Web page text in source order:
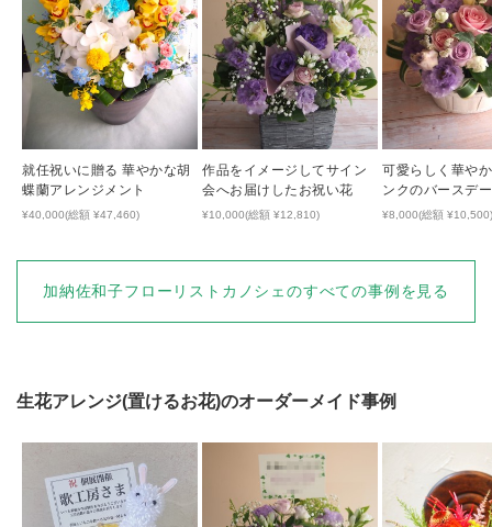
就任祝いに贈る 華やかな胡
蝶蘭アレンジメント
¥40,000(総額 ¥47,460)
作品をイメージしてサイン
会へお届けしたお祝い花
¥10,000(総額 ¥12,810)
可愛らしく華や
ンクのバースデ
¥8,000(総額
加納佐和子フローリストカノシェのすべての事例を見る
生花アレンジ(置けるお花)のオーダーメイド事例